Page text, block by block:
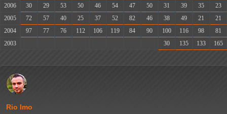
2006
30 29 53 50 46 54 47 50 31 39 35
23
2005
72 57 40 25 37 52 82 46 38 49 21
21
2004
97 77 76 112 106 119 84 90 100 116 98
81
2003
30 135 133 165
Rio Imo